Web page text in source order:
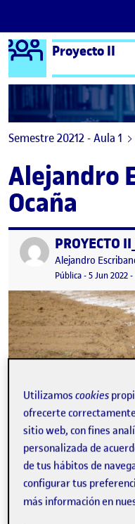
Saltar al contenido
Logo Ágora
Proyecto II
Semestre 20212 - Aula 1
Alejandro
Ocaña
Publicado porPROYECTO
Publicado por
Alejandro
Visibilidad:
Pública-Fecha de
5 Jun 20222-
Aquí os dejo EOLONIMIA
poética de la pureza
Utilizamoscookies
ofrecerte
sitio web, con fines
personalizada de
de tus hábitos de
configurar tus
más información en